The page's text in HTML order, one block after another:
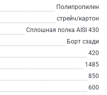
Полипропилен
стрейч/картон
Сплошная полка AISI 430
Борт сзади
420
1485
850
600